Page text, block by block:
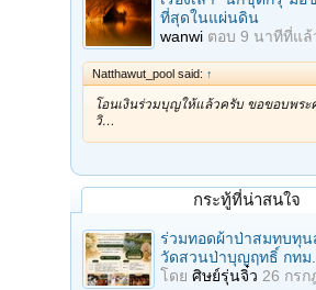
ที่สุดในแผ่นดิน
wanwi ตอบ 9 นาทีที่แล้
Natthawut_pool said: ↑
โอนเงินร่วมบุญให้แล้วครับ ขอขอบพร
วิ…
กระทู้ที่น่าสนใจ
ร่วมทอดผ้าป่าสมทบทุน
วัดสวนป่าบุญฤทธิ์ กทม
โดย ศิษย์รุ่นจิ๋ว 26 กรก